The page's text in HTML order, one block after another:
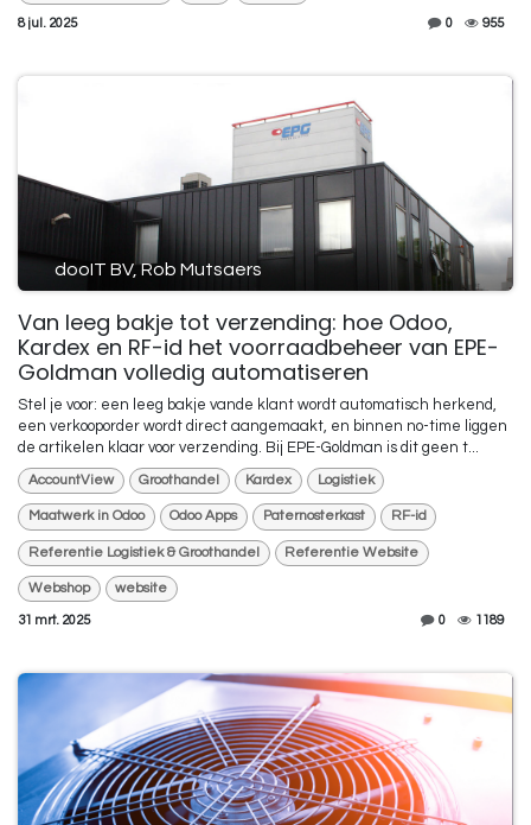
8 jul. 2025 0 955
dooIT BV, Rob Mutsaers
Van leeg bakje tot verzending: hoe Odoo,
Kardex en RF-id het voorraadbeheer van EPE-
Goldman volledig automatiseren
Stel je voor: een leeg bakje vande klant wordt automatisch herkend,
een verkooporder wordt direct aangemaakt, en binnen no-time liggen
de artikelen klaar voor verzending. Bij EPE-Goldman is dit geen t...
AccountView Groothandel Kardex Logistiek
Maatwerk in Odoo Odoo Apps Paternosterkast RF-id
Referentie Logistiek & Groothandel Referentie Website
Webshop website
31 mrt. 2025 0 1189